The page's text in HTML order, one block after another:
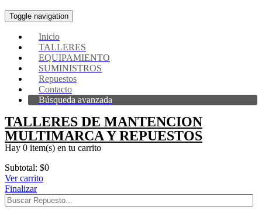
Toggle navigation
Inicio
TALLERES
EQUIPAMIENTO
SUMINISTROS
Repuestos
Contacto
Búsqueda avanzada
TALLERES DE MANTENCION
MULTIMARCA Y REPUESTOS
Hay 0 item(s) en tu carrito
Subtotal: $0
Ver carrito
Finalizar